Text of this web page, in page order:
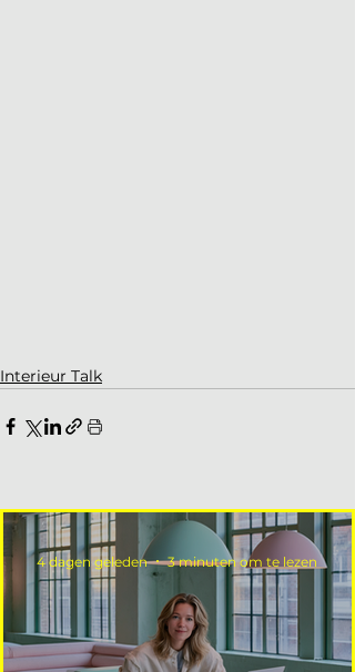
Interieur Talk
4 dagen geleden 3 minuten om te lezen